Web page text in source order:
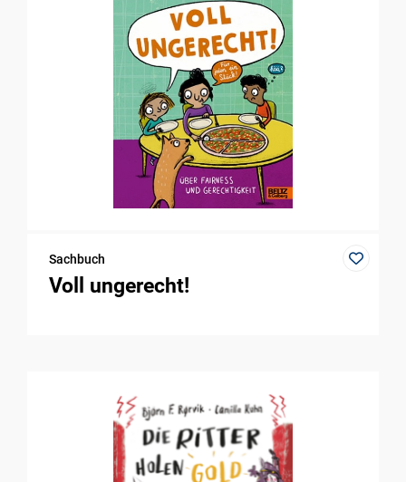
Sachbuch
Voll ungerecht!